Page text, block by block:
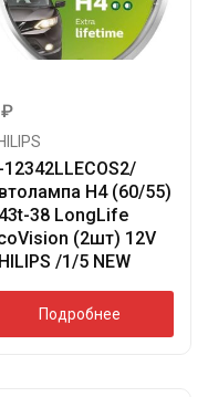
₽
12342LLECOS2/
H4 (60/55)
38 LongLife
(2шт) 12V
/1/5 NEW
Подробнее